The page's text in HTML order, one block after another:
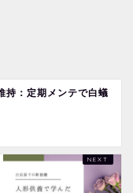
持：定期メンテで白蟻